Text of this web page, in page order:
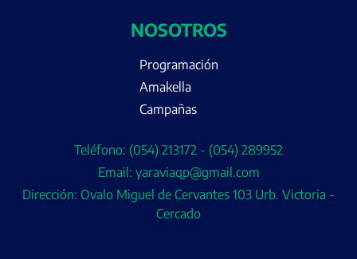
NOSOTROS
Programación
Amakella
Campañas
Teléfono: (054) 213172 - (054) 289952
Email: yaraviaqp@gmail.com
Dirección: Ovalo Miguel de Cervantes 103 Urb. Victoria -
Cercado